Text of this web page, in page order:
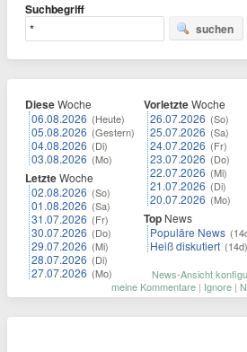
Suchbegriff
suchen
DieseWoche
06.08.2026 (Heute)
05.08.2026 (Gestern)
04.08.2026 (Di)
03.08.2026 (Mo)
LetzteWoche
02.08.2026 (So)
01.08.2026 (Sa)
31.07.2026 (Fr)
30.07.2026 (Do)
29.07.2026 (Mi)
28.07.2026 (Di)
27.07.2026 (Mo)
VorletzteWoche
26.07.2026 (So)
25.07.2026 (Sa)
24.07.2026 (Fr)
23.07.2026 (Do)
22.07.2026 (Mi)
21.07.2026 (Di)
20.07.2026 (Mo)
Top News
Populäre News
Heiß diskutiert (14d)
News-Ansicht
meine Kommentare | Ignore |